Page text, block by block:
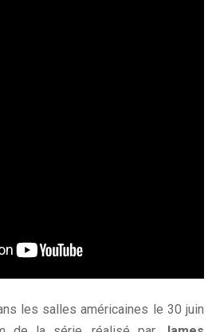
les salles américaines le 30 juin